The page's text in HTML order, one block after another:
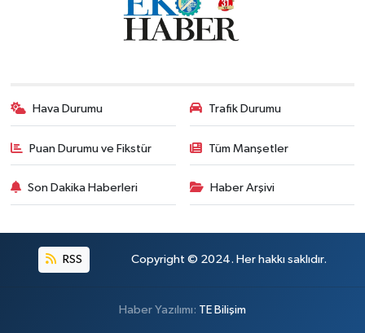
Hava Durumu Trafik Durumu
Puan Durumu ve Fikstür Tüm Manşetler
Son Dakika Haberleri Haber Arşivi
RSS Copyright © 2024. Her hakkı saklıdır.
Haber Yazılımı: TE Bilişim